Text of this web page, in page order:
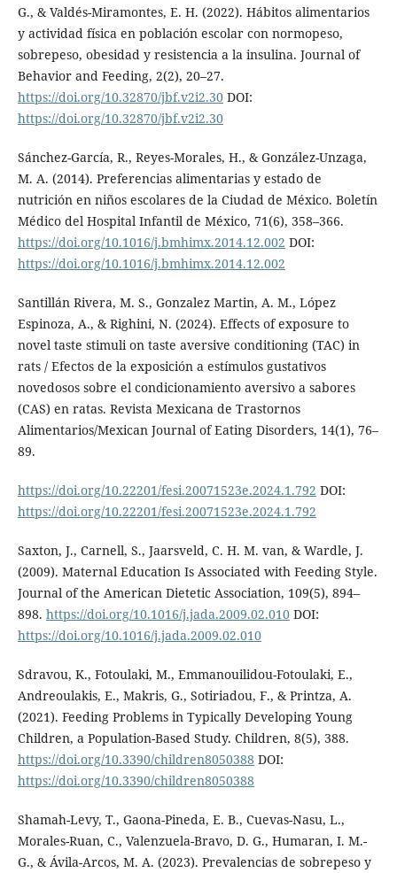
G., & Valdés-Miramontes, E. H. (2022). Hábitos alimentarios
y actividad física en población escolar con normopeso,
sobrepeso, obesidad y resistencia a la insulina. Journal of
Behavior and Feeding, 2(2), 20–27.
https://doi.org/10.32870/jbf.v2i2.30DOI:
https://doi.org/10.32870/jbf.v2i2.30
Sánchez-García, R., Reyes-Morales, H., & González-Unzaga,
M. A. (2014). Preferencias alimentarias y estado de
nutrición en niños escolares de la Ciudad de México. Boletín
Médico del Hospital Infantil de México, 71(6), 358–366.
https://doi.org/10.1016/j.bmhimx.2014.12.002 DOI:
https://doi.org/10.1016/j.bmhimx.2014.12.002
Santillán Rivera, M. S., Gonzalez Martin, A. M., López
Espinoza, A., & Righini, N. (2024). Effects of exposure to
novel taste stimuli on taste aversive conditioning (TAC) in
rats / Efectos de la exposición a estímulos gustativos
novedosos sobre el condicionamiento aversivo a sabores
(CAS) en ratas. Revista Mexicana de Trastornos
Alimentarios/Mexican Journal of Eating Disorders, 14(1), 76–
89.
https://doi.org/10.22201/fesi.20071523e.2024.1.792 DOI:
https://doi.org/10.22201/fesi.20071523e.2024.1.792
Saxton, J., Carnell, S., Jaarsveld, C. H. M. van, & Wardle, J.
(2009). Maternal Education Is Associated with Feeding Style.
Journal of the American Dietetic Association, 109(5), 894–
898. https://doi.org/10.1016/j.jada.2009.02.010DOI:
https://doi.org/10.1016/j.jada.2009.02.010
Sdravou, K., Fotoulaki, M., Emmanouilidou-Fotoulaki, E.,
Andreoulakis, E., Makris, G., Sotiriadou, F., & Printza, A.
(2021). Feeding Problems in Typically Developing Young
Children, a Population-Based Study. Children, 8(5), 388.
https://doi.org/10.3390/children8050388 DOI:
https://doi.org/10.3390/children8050388
Shamah-Levy, T., Gaona-Pineda, E. B., Cuevas-Nasu, L.,
Morales-Ruan, C., Valenzuela-Bravo, D. G., Humaran, I. M.-
G., & Ávila-Arcos, M. A. (2023). Prevalencias de sobrepeso y